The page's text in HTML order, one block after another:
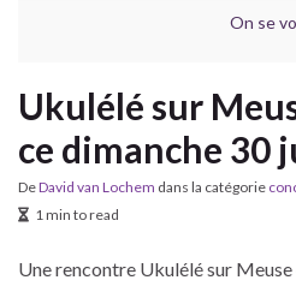
On se
Ukulélé sur
ce dimanche 30
DeDavid van Lochem dans la catégorie
1 min to read
Une rencontre Ukulélé sur Meuse